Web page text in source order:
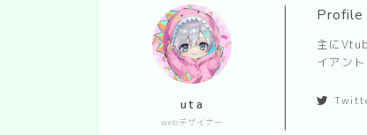
uta
webデザイナー
Profile
主に
イアン